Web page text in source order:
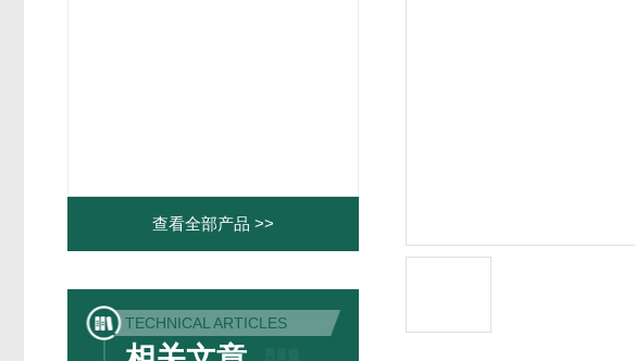
查看全部产品 >>
TECHNICAL ARTICLES